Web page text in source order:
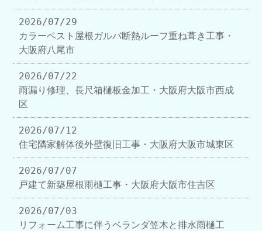
2026/07/29
カラーベスト屋根ガルバ断熱ルーフ重ね葺き工事・
大阪府八尾市
2026/07/22
雨漏り修理、長尺箱樋板金加工・大阪府大阪市西成
区
2026/07/12
住宅隣家解体後外壁復旧工事・大阪府大阪市城東区
2026/07/07
戸建て新築屋根雨樋工事・大阪府大阪市住吉区
2026/07/03
リフォーム工事に伴うベランダ笠木と排水雨樋工